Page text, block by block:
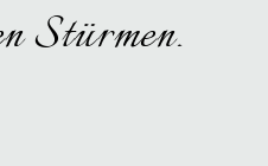
Stürmen.